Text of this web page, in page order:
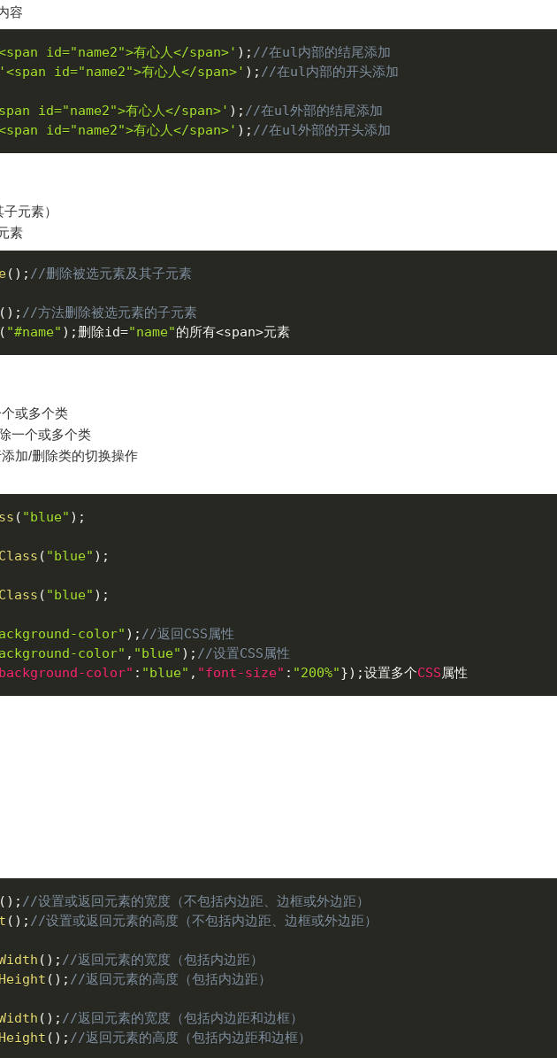
容
id="name2">有心人</span>' ) ; //在ul内部的结尾添加
'<span id="name2">有心人</span>' ) ; //在ul内部的开头添加
id="name2">有心人</span>' ) ; //在ul外部的结尾添加
id="name2">有心人</span>' ) ; //在ul外部的开头添加
元素）
素
( ) ; //删除被选元素及其子元素
( ) ; //方法删除被选元素的子元素
( "#name" ) ;删除id="name"的所有<span>元素
或多个类
一个或多个类
加/删除类的切换操作
( "blue" ) ;
( "blue" ) ;
( "blue" ) ;
color" ) ; //返回CSS属性
color" , "blue" ) ; //设置CSS属性
color" : "blue" , "font-size" : "200%"}) ;设置多个CSS属性
( ) ; //设置或返回元素的宽度（不包括内边距、边框或外边距）
( ) ; //设置或返回元素的高度（不包括内边距、边框或外边距）
( ) ; //返回元素的宽度（包括内边距）
( ) ; //返回元素的高度（包括内边距）
( ) ; //返回元素的宽度（包括内边距和边框）
( ) ; //返回元素的高度（包括内边距和边框）